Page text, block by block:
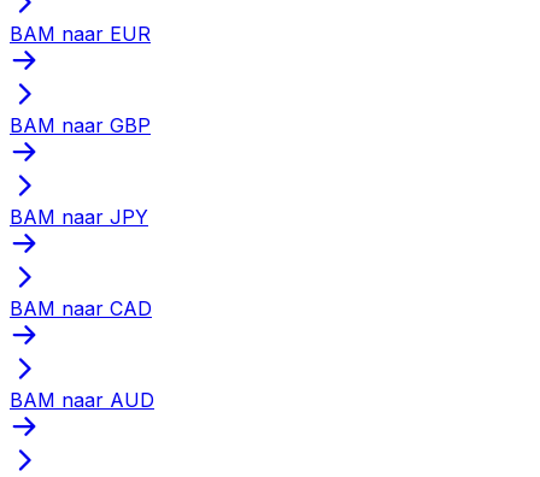
BAM naar EUR
BAM naar GBP
BAM naar JPY
BAM naar CAD
BAM naar AUD